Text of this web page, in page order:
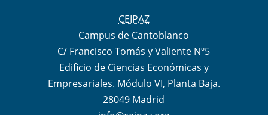
CEIPAZ
Campus de Cantoblanco
C/ Francisco Tomás y Valiente Nº5
Edificio de Ciencias Económicas y
Empresariales. Módulo VI, Planta Baja.
28049 Madrid